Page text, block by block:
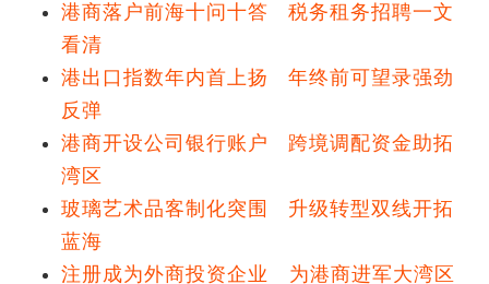
港商落户前海十问十答 税务租务招聘一文
看清
港出口指数年内首上扬 年终前可望录强劲
反弹
港商开设公司银行账户 跨境调配资金助拓
湾区
玻璃艺术品客制化突围 升级转型双线开拓
蓝海
注册成为外商投资企业 为港商进军大湾区